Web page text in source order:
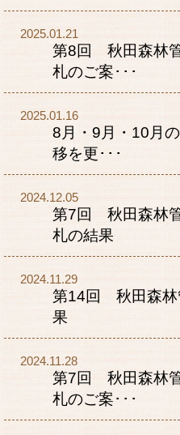
2025.01.21
第8回 秋田森林
札のご案･･･
2025.01.16
8月・9月・10月
移を更･･･
2024.12.05
第7回 秋田森林
札の結果
2024.11.29
第14回 秋田森
果
2024.11.28
第7回 秋田森林
札のご案･･･